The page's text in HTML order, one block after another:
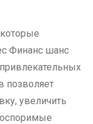
Финанс шанс
позволяет
увеличить